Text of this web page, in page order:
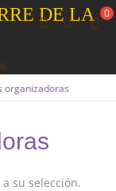
DE LA
0
organizadoras
su selección.